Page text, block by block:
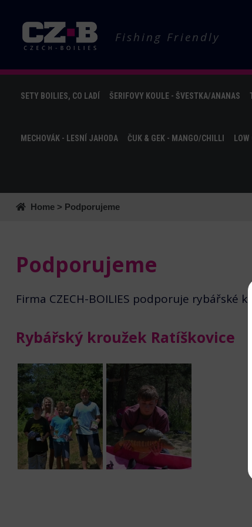
Fishing Friendly
SETY BOILIES, CO LADÍ ŠERIFOVY KOULE - ŠVESTKA/ANANAS
MECHOVÁK - LESNÍ JAHODA ČUK & GEK - MANGO/CHILLI
Home> Podporujeme
Podporujeme
Firma CZECH-BOILIES podporuje rybářské
Rybářský kroužek Ratíškovice